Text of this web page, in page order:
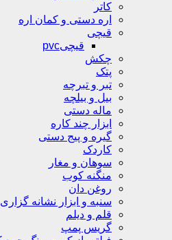
کاتر
اره دستی و کمان اره
قیچی
قیچیpvc
چکش
پتک
تبر و تبرچه
بیل و بیلچه
ماله دستی
ابزار چند کاره
گیره و پیج دستی
کاردک
سوهان و مغار
منگنه کوب
روغن دان
سنبه و ابزار نشانه گزاری
قلم و دیلم
گریس پمپ